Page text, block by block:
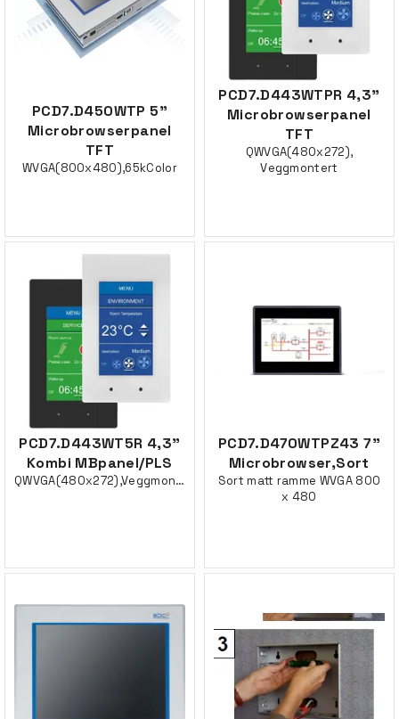
PCD7.D450WTP 5"
Microbrowserpanel
TFT
WVGA(800x480),65kColor
PCD7.D443WTPR 4,3"
Microbrowserpanel
TFT
QWVGA(480x272),
Veggmontert
PCD7.D443WT5R 4,3"
Kombi MBpanel/PLS
QWVGA(480x272),Veggmontert
PCD7.D470WTPZ43 7"
Microbrowser,Sort
Sort matt ramme WVGA 800
x 480